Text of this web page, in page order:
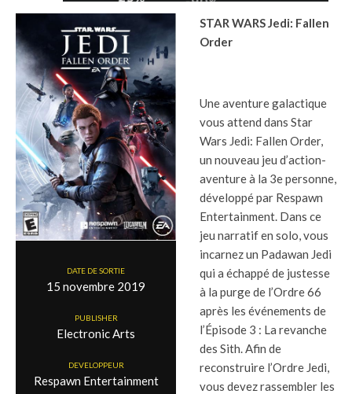
DATE DE SORTIE
15 novembre 2019
PUBLISHER
Electronic Arts
DEVELOPPEUR
Respawn Entertainment
STAR WARS Jedi: Fallen
Order
Une aventure galactique
vous attend dans Star
Wars Jedi: Fallen Order,
un nouveau jeu d’action-
aventure à la 3e personne,
développé par Respawn
Entertainment. Dans ce
jeu narratif en solo, vous
incarnez un Padawan Jedi
qui a échappé de justesse
à la purge de l’Ordre 66
après les événements de
l’Épisode 3 : La revanche
des Sith. Afin de
reconstruire l’Ordre Jedi,
vous devez rassembler les